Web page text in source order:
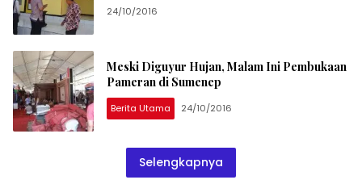
24/10/2016
Meski Diguyur Hujan, Malam Ini Pembukaan
Pameran di Sumenep
Berita Utama 24/10/2016
Selengkapnya